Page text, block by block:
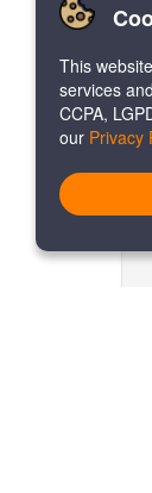
This
services
CCPA,
our Privacy